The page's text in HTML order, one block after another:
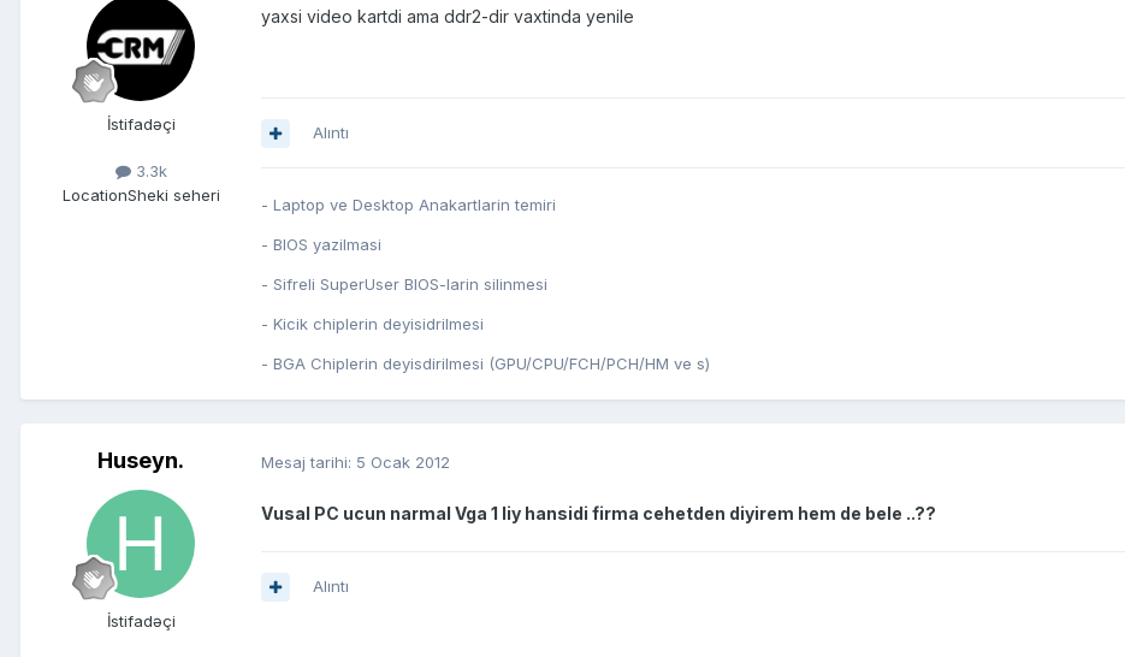
İstifadəçi
3.3k
LocationSheki seheri
yaxsi video kartdi ama ddr2-dir vaxtinda yenile
Alıntı
- Laptop ve Desktop Anakartlarin temiri
- BIOS yazilmasi
- Sifreli SuperUser BIOS-larin silinmesi
- Kicik chiplerin deyisidrilmesi
- BGA Chiplerin deyisdirilmesi (GPU/CPU/FCH/PCH/HM ve s)
Huseyn.
İstifadəçi
Mesaj tarihi: 5 Ocak 2012
Vusal PC ucun narmal Vga 1 liy hansidi firma cehetden diyirem hem de bele ..??
Alıntı